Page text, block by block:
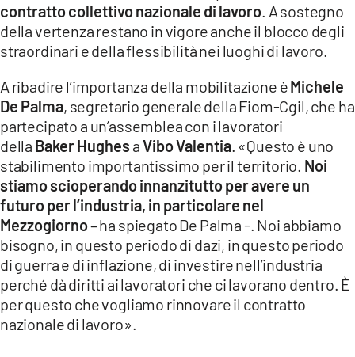
ILREGGINO.IT
COSENZACHANNEL.IT
CATANZAROCHANNEL.IT
LACAPITALENEWS.IT
App
ANDROID
APPLE
contratto collettivo nazionale di lavoro. A sostegno
della vertenza restano in vigore anche il blocco degli
straordinari e della flessibilità nei luoghi di lavoro.
A ribadire l’importanza della mobilitazione èMichele
De Palma, segretario generale della Fiom-Cgil, che ha
partecipato a un’assemblea con i lavoratori
della Baker Hughes aVibo Valentia. «Questo è uno
stabilimento importantissimo per il territorio. Noi
stiamo scioperando innanzitutto per avere un
futuro per l’industria, in particolare nel
Mezzogiorno– ha spiegato De Palma -. Noi abbiamo
bisogno, in questo periodo di dazi, in questo periodo
di guerra e di inflazione, di investire nell’industria
perché dà diritti ai lavoratori che ci lavorano dentro. È
per questo che vogliamo rinnovare il contratto
nazionale di lavoro».